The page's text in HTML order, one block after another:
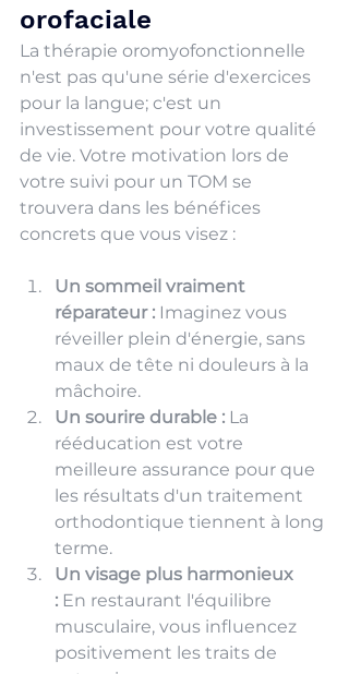
orofaciale
La thérapie oromyofonctionnelle
n'est pas qu'une série d'exercices
pour la langue; c'est un
investissement pour votre qualité
de vie. Votre motivation lors de
votre suivi pour un TOM se
trouvera dans les bénéfices
concrets que vous visez :
Un sommeil vraiment
réparateur : Imaginez vous
réveiller plein d'énergie, sans
maux de tête ni douleurs à la
mâchoire.
Un sourire durable : La
rééducation est votre
meilleure assurance pour que
les résultats d'un traitement
orthodontique tiennent à long
terme.
Un visage plus harmonieux
: En restaurant l'équilibre
musculaire, vous influencez
positivement les traits de